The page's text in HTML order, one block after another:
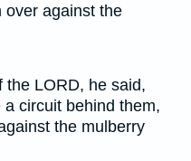
over against the
the LORD, he said,
circuit behind them,
the mulberry